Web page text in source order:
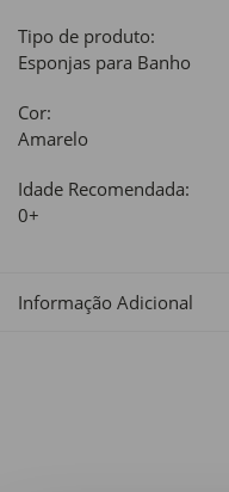
Tipo de produto:
Esponjas para Banho
Cor:
Amarelo
Idade Recomendada:
0+
Poliuretano
Informação Adicional